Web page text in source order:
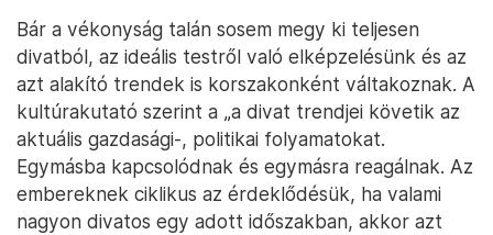
Bár a vékonyság talán sosem megy ki teljesen
divatból, az ideális testről való elképzelésünk és az
azt alakító trendek is korszakonként váltakoznak. A
kultúrakutató szerint a „a divat trendjei követik az
aktuális gazdasági-, politikai folyamatokat.
Egymásba kapcsolódnak és egymásra reagálnak. Az
embereknek ciklikus az érdeklődésük, ha valami
nagyon divatos egy adott időszakban, akkor azt